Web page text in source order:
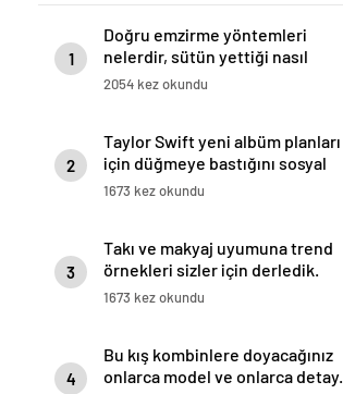
1
Doğru emzirme yöntemleri
nelerdir, sütün yettiği nasıl
anlaşılır?
2054 kez okundu
2
Taylor Swift yeni albüm planları
için düğmeye bastığını sosyal
medyadan duyurdu!
1673 kez okundu
3
Takı ve makyaj uyumuna trend
örnekleri sizler için derledik.
1673 kez okundu
4
Bu kış kombinlere doyacağınız
onlarca model ve onlarca detay.